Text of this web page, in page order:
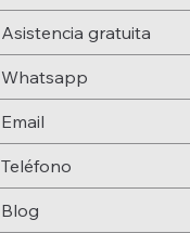
Asistencia gratuita
Whatsapp
Email
Teléfono
Blog